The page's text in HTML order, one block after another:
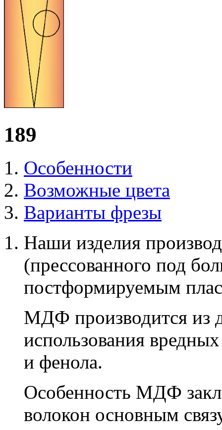
189
Особенности
Возможные цвета
Варианты фрезы
Наши изделия
(прессованного под
постформируемым
МДФ производится из
использования
и фенола.
Особенность МДФ
волокон основным